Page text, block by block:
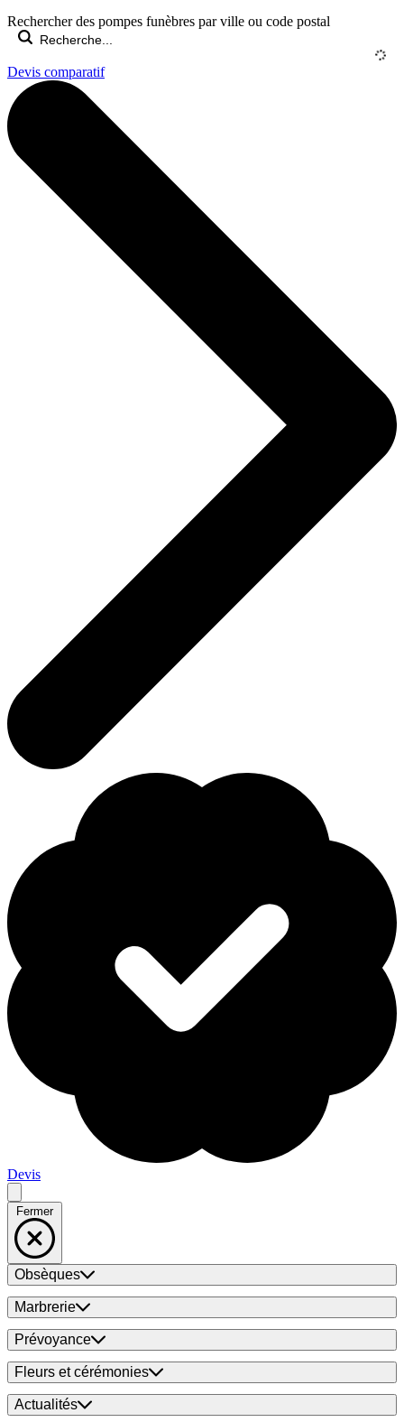
Rechercher des pompes funèbres par ville ou code postal
Devis comparatif
Devis
Fermer
Obsèques
Marbrerie
Prévoyance
Fleurs et cérémonies
Actualités